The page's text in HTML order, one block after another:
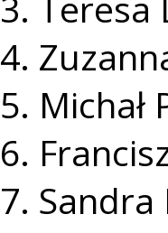
4.
5. Michał
6.
7.